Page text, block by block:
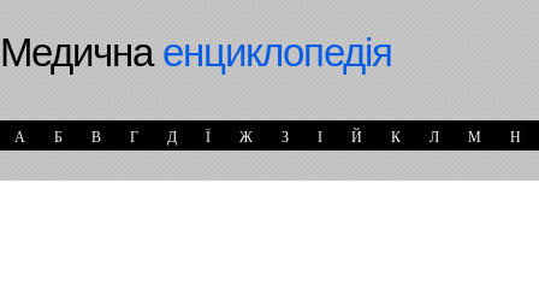
Медичнаенциклопедія
А Б В Г Д Ї Ж З І Й К Л М Н